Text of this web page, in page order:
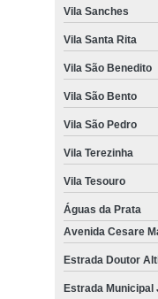
Vila Sanches
Vila Santa Rita
Vila São Benedito
Vila São Bento
Vila São Pedro
Vila Terezinha
Vila Tesouro
Águas da Prata
Avenida Cesare
Estrada Doutor
Estrada Municipal